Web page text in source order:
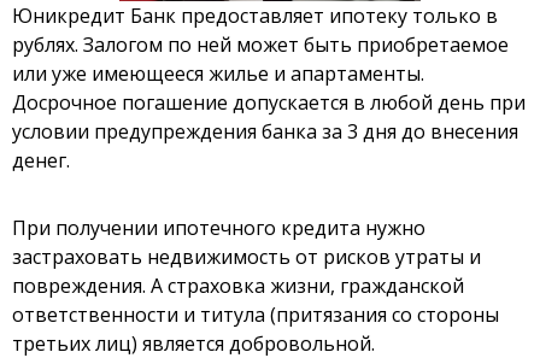
Юникредит Банк предоставляет ипотеку только в
рублях. Залогом по ней может быть приобретаемое
или уже имеющееся жилье и апартаменты.
Досрочное погашение допускается в любой день при
условии предупреждения банка за 3 дня до внесения
денег.
При получении ипотечного кредита нужно
застраховать недвижимость от рисков утраты и
повреждения. А страховка жизни, гражданской
ответственности и титула (притязания со стороны
третьих лиц) является добровольной.